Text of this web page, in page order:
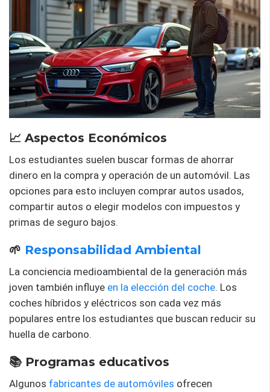
📈 Aspectos Económicos
Los estudiantes suelen buscar formas de ahorrar
dinero en la compra y operación de un automóvil. Las
opciones para esto incluyen comprar autos usados,
compartir autos o elegir modelos con impuestos y
primas de seguro bajos.
🌱 Responsabilidad Ambiental
La conciencia medioambiental de la generación más
joven también influye en la elección del coche. Los
coches híbridos y eléctricos son cada vez más
populares entre los estudiantes que buscan reducir su
huella de carbono.
📚 Programas educativos
Algunos fabricantes de automóviles ofrecen